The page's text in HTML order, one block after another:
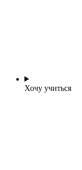
Хочу учиться